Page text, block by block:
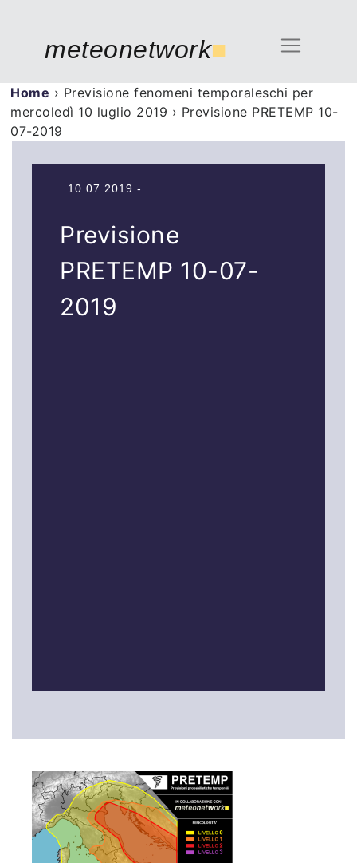
meteonetwork■
Home › Previsione fenomeni temporaleschi per
mercoledì 10 luglio 2019 › Previsione PRETEMP 10-
07-2019
10.07.2019 -
Previsione
PRETEMP 10-07-
2019